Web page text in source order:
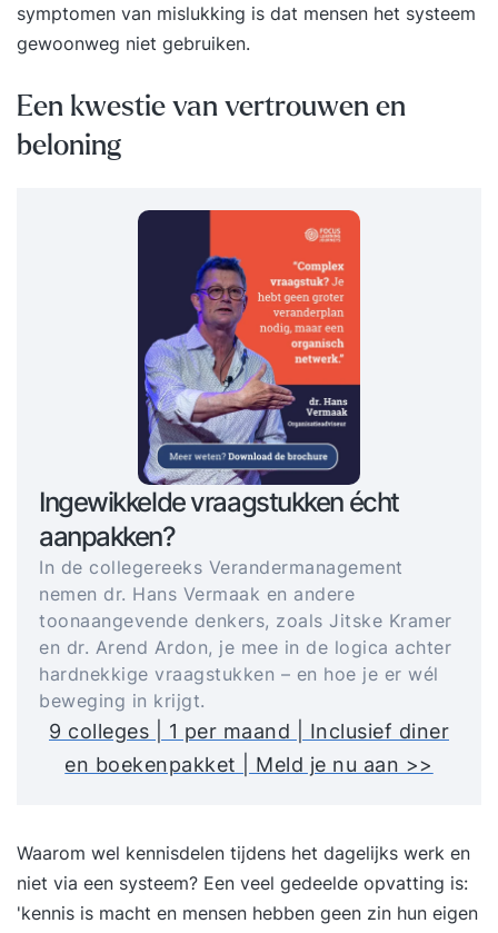
symptomen van mislukking is dat mensen het systeem
gewoonweg niet gebruiken.
Een kwestie van vertrouwen en
beloning
Ingewikkelde vraagstukken écht
aanpakken?
In de collegereeks Verandermanagement
nemen dr. Hans Vermaak en andere
toonaangevende denkers, zoals Jitske Kramer
en dr. Arend Ardon, je mee in de logica achter
hardnekkige vraagstukken – en hoe je er wél
beweging in krijgt.
9 colleges | 1 per maand | Inclusief diner
en boekenpakket | Meld je nu aan >>
Waarom wel kennisdelen tijdens het dagelijks werk en
niet via een systeem? Een veel gedeelde opvatting is:
'kennis is macht en mensen hebben geen zin hun eigen